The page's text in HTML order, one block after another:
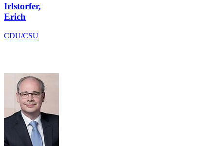
Irlstorfer,
Erich
CDU/CSU